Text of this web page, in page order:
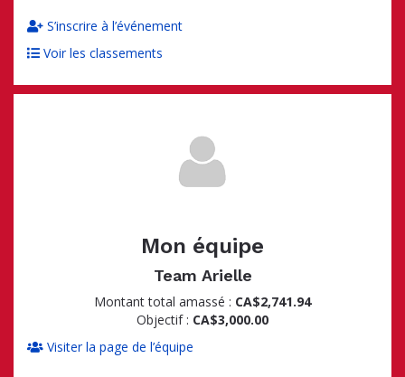
S’inscrire à l’événement
Voir les classements
Mon équipe
Team Arielle
Montant total amassé : CA$2,741.94
Objectif : CA$3,000.00
Visiter la page de l’équipe